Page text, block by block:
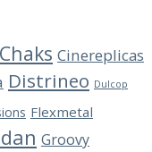
Chaks Cinereplicas
Distrineo Dulcop
Flexmetal
Groovy